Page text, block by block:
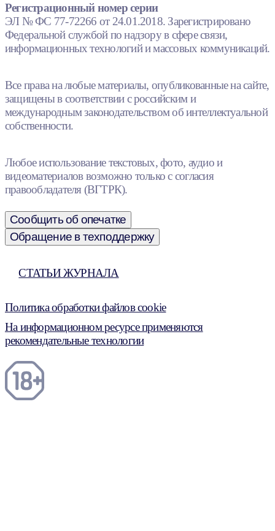
Регистрационный номер серии
ЭЛ № ФС 77-72266 от 24.01.2018. Зарегистрировано
Федеральной службой по надзору в сфере связи,
информационных технологий и массовых коммуникаций.
Все права на любые материалы, опубликованные на сайте,
защищены в соответствии с российским и
международным законодательством об интеллектуальной
собственности.
Любое использование текстовых, фото, аудио и
видеоматериалов возможно только с согласия
правообладателя (ВГТРК).
Сообщить об опечатке
Обращение в техподдержку
СТАТЬИ ЖУРНАЛА
Политика обработки файлов cookie
На информационном ресурсе применяются
рекомендательные технологии